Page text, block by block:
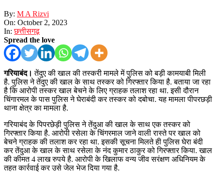
By: M A Rizvi
On: October 2, 2023
In: छत्तीसगढ़
Spread the love
गरियाबंद। तेंदुए की खाल की तस्करी मामले में पुलिस को बड़ी कामयाबी मिली
है. पुलिस ने तेंदुए की खाल के साथ तस्कर को गिरफ्तार किया है. बताया जा रहा
है कि आरोपी तस्कर खाल बेचने के लिए ग्राहक तलाश रहा था. इसी दौरान
चिंगारमल के पास पुलिस ने घेराबंदी कर तस्कर को दबोचा. यह मामला पीपरछड़ी
थाना क्षेत्र का मामला है.
गरियाबंद के पिपरछेड़ी पुलिस ने तेंदुआ की खाल के साथ एक तस्कर को
गिरफ्तार किया है. आरोपी रसेला के चिंगरमाल जाने वाली रास्ते पर खाल को
बेचने ग्राहक की तलाश कर रहा था. इसकी सूचना मिलते ही पुलिस घेरा बंदी
कर तेंदुआ के खाल के साथ रसेला के नंद कुमार ठाकुर को गिरफ्तार किया. खाल
की कीमत 4 लाख रुपये है. आरोपी के खिलाफ वन्य जीव सरंक्षण अधिनियम के
तहत कार्रवाई कर उसे जेल भेज दिया गया है.